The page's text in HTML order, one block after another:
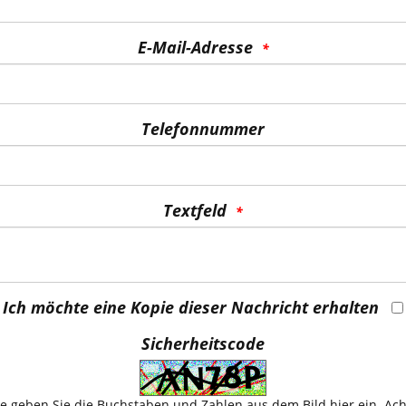
E-Mail-Adresse
Telefonnummer
Textfeld
Ich möchte eine Kopie dieser Nachricht erhalten
Sicherheitscode